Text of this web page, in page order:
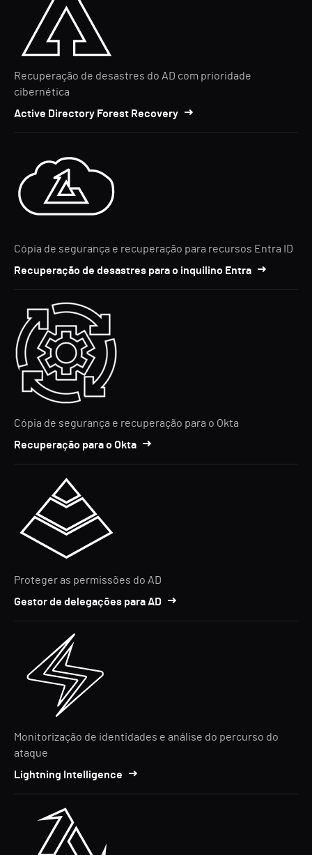
Recuperação de desastres do AD com prioridade
cibernética
Active Directory Forest Recovery
Cópia de segurança e recuperação para recursos Entra ID
Recuperação de desastres para o inquilino Entra
Cópia de segurança e recuperação para o Okta
Recuperação para o Okta
Proteger as permissões do AD
Gestor de delegações para AD
Monitorização de identidades e análise do percurso do
ataque
Lightning Intelligence